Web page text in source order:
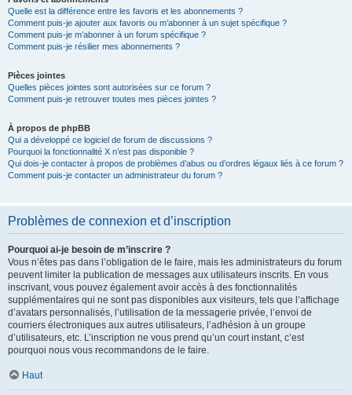
Quelle est la différence entre les favoris et les abonnements ?
Comment puis-je ajouter aux favoris ou m’abonner à un sujet spécifique ?
Comment puis-je m’abonner à un forum spécifique ?
Comment puis-je résilier mes abonnements ?
Pièces jointes
Quelles pièces jointes sont autorisées sur ce forum ?
Comment puis-je retrouver toutes mes pièces jointes ?
À propos de phpBB
Qui a développé ce logiciel de forum de discussions ?
Pourquoi la fonctionnalité X n’est pas disponible ?
Qui dois-je contacter à propos de problèmes d’abus ou d’ordres légaux liés à ce forum ?
Comment puis-je contacter un administrateur du forum ?
Problèmes de connexion et d’inscription
Pourquoi ai-je besoin de m’inscrire ?
Vous n’êtes pas dans l’obligation de le faire, mais les administrateurs du forum
peuvent limiter la publication de messages aux utilisateurs inscrits. En vous
inscrivant, vous pouvez également avoir accès à des fonctionnalités
supplémentaires qui ne sont pas disponibles aux visiteurs, tels que l’affichage
d’avatars personnalisés, l’utilisation de la messagerie privée, l’envoi de
courriers électroniques aux autres utilisateurs, l’adhésion à un groupe
d’utilisateurs, etc. L’inscription ne vous prend qu’un court instant, c’est
pourquoi nous vous recommandons de le faire.
Haut